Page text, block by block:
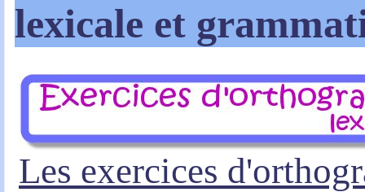
lexicale et
Les exercices